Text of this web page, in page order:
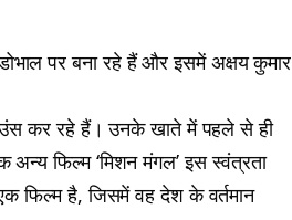
पर बना रहे हैं और इसमें अक्षय कुमार
कर रहे हैं। उनके खाते में पहले से ही
अन्य फिल्म ‘मिशन मंगल’ इस स्वंत्रता
फिल्म है, जिसमें वह देश के वर्तमान